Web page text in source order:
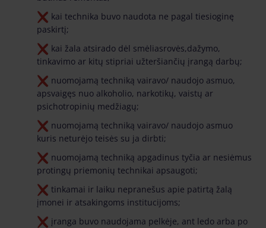
kai technika buvo naudota ne pagal tiesioginę
paskirtį;
kai žala atsirado dėl smėliasrovės,dažymo,
tinkavimo ar kitų stipriai užteršiančių įrangą darbų;
nuomojamą techniką vairavo/ naudojo asmuo,
apsvaigęs nuo alkoholio, narkotikų, vaistų ar
psichotropinių medžiagų;
nuomojamą techniką vairavo/ naudojo asmuo
kuris neturėjo teisės su ja dirbti;
nuomojamą techniką apgadinus tyčia ar nesiėmus
protingų priemonių technikai apsaugoti;
tinkamai ir laiku nepranešus apie patirtą žalą
įmonei ir atsakingoms institucijoms;
įranga buvo naudojama pelkėje, ant ledo arba po